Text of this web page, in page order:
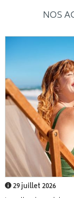
NOS
29 juillet 2026